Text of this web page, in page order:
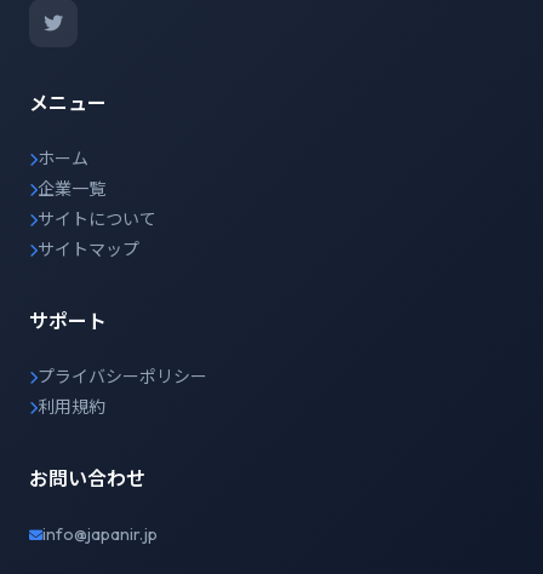
メニュー
ホーム
企業一覧
サイトについて
サイトマップ
サポート
プライバシーポリシー
利用規約
お問い合わせ
info@japanir.jp